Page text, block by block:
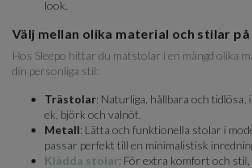
look.
Välj mellan olika material och stilar
Hos Sleepo hittar du matstolar i en mängd olika
din personliga stil:
Trästolar: Naturliga, hållbara och tidlösa,
ek, björk och valnöt.
Metall: Lätta och funktionella stolar i
passar perfekt till en minimalistisk
Klädda stolar: För extra komfort och